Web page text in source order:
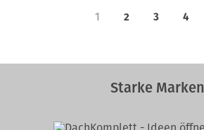
1 2 3 4
Starke Marken